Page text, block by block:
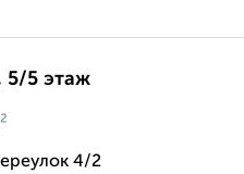
5/5 этаж
4/2